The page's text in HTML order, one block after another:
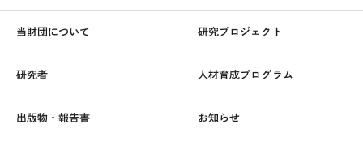
当財団について 研究プロジェクト
研究者 人材育成プログラム
出版物・報告書 お知らせ